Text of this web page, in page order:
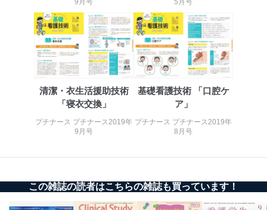
苦情及び相談受付け窓口
貴殿の個人情報及び当社の個人情報保護マネジメントシ
ステムに関するご相談及び苦情については以下までご連
絡ください。
適切、かつ迅速に対応させていただきます。
係
TEL：0570-200-223
e-mail：cs@fujisan.co.jp
清潔・衣生活援助技術
「寝衣交換」
プチナース プチナース2019年
9月号
基礎看護技術 「口腔ケ
ア」
プチナース プチナース2019年
8月号
この雑誌の読者はこちらの雑誌も買っています！